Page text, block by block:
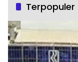
Terpopuler